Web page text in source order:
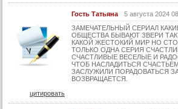
36 серия
36 серия (суб)
37 серия
38 серия
Гость Татьяна
5 августа 2024
ЗАМЕЧАТЕЛЬНЫЙ СЕРИАЛ
ОБЩЕСТВА БЫВАЮТ ЗВЕРИ ТАК
КАКОЙ ЖЕСТОКИЙ МИР НО
ТОЛЬКО ОДНА СЕРИЯ
СЧАСТЛИВЫЕ ВЕСЕЛЫЕ И
ЧТОБ НАСЛАДИТЬСЯ
ЗАСЛУЖИЛИ ПОРАДОВАТЬСЯ
ВОЗВРАЩАЕТСЯ.
цитировать